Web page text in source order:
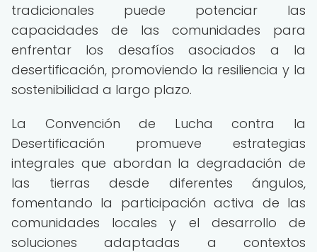
tradicionales puede potenciar las
capacidades de las comunidades para
enfrentar los desafíos asociados a la
desertificación, promoviendo la resiliencia y la
sostenibilidad a largo plazo.
La Convención de Lucha contra la
Desertificación promueve estrategias
integrales que abordan la degradación de
las tierras desde diferentes ángulos,
fomentando la participación activa de las
comunidades locales y el desarrollo de
soluciones adaptadas a contextos